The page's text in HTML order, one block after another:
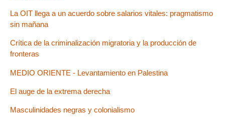
La OIT llega a un acuerdo sobre salarios vitales: pragmatismo
sin mañana
Crítica de la criminalización migratoria y la producción de
fronteras
MEDIO ORIENTE - Levantamiento en Palestina
El auge de la extrema derecha
Masculinidades negras y colonialismo